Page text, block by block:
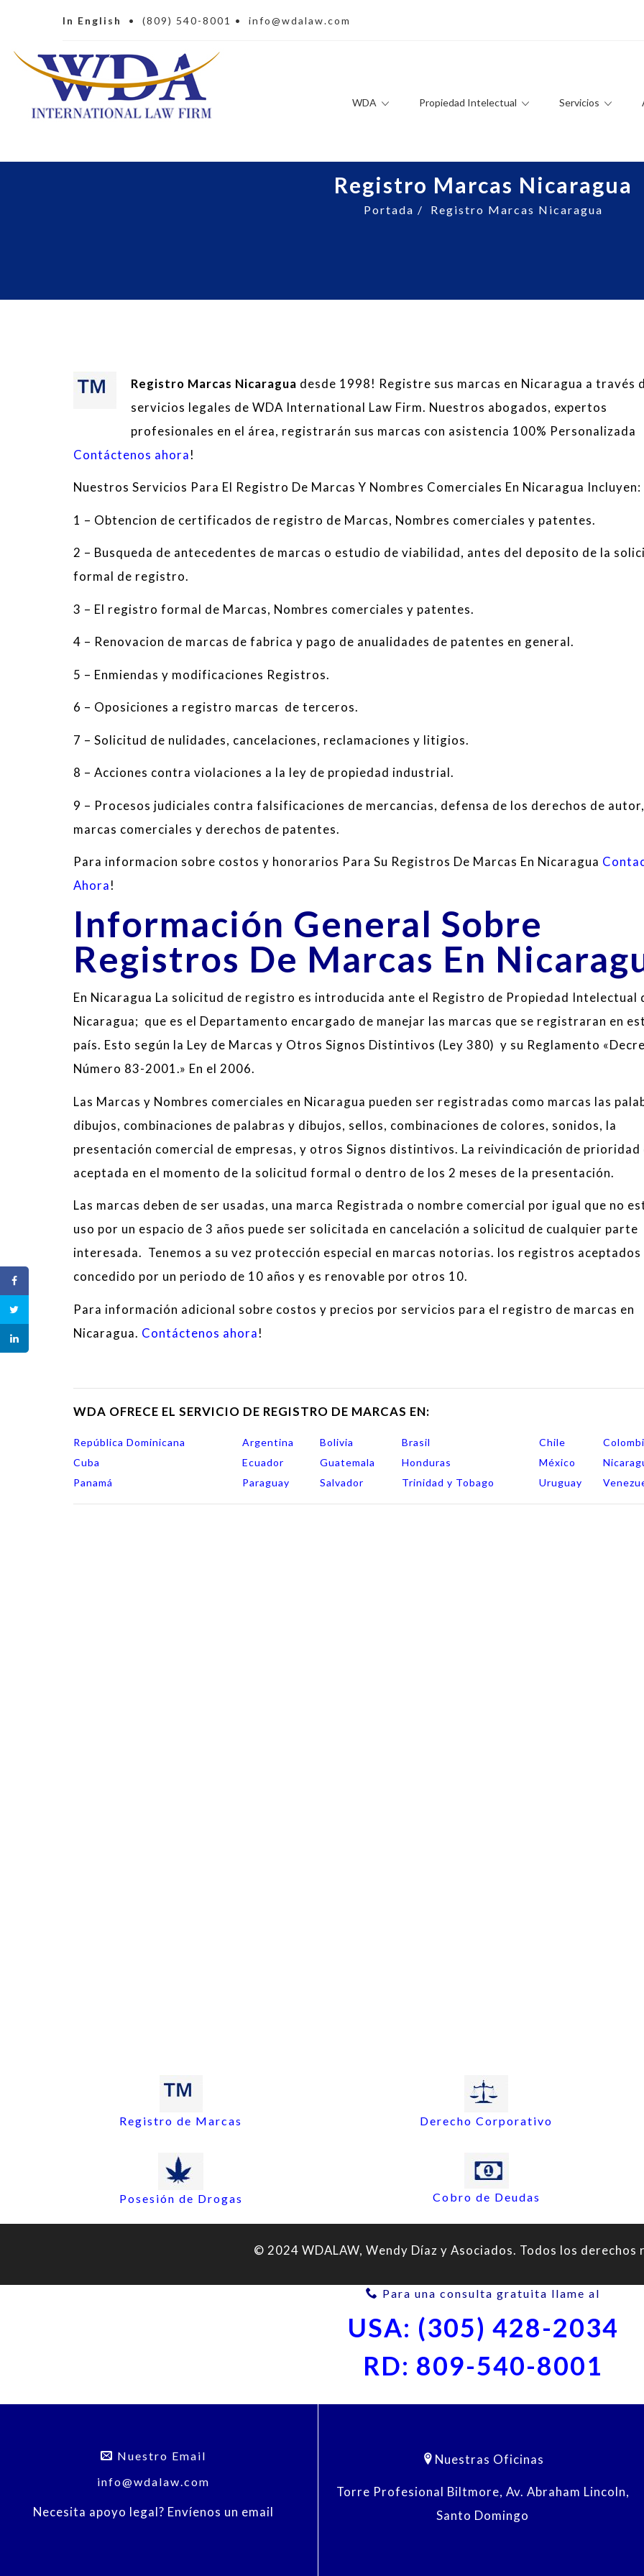
In English • (809) 540-8001 • info@wdalaw.com
WDA Propiedad Intelectual Servicios
Registro Marcas Nicaragua
Portada / Registro Marcas Nicaragua
Registro Marcas Nicaragua desde 1998! Registre sus marcas en Nicaragua a través
servicios legales de WDA International Law Firm. Nuestros abogados, expertos
profesionales en el área, registrarán sus marcas con asistencia 100% Personalizada
Contáctenos ahora!
Nuestros Servicios Para El Registro De Marcas Y Nombres Comerciales En Nicaragua Incluyen:
1 – Obtencion de certificados de registro de Marcas, Nombres comerciales y patentes.
2 – Busqueda de antecedentes de marcas o estudio de viabilidad, antes del deposito de la
formal de registro.
3 – El registro formal de Marcas, Nombres comerciales y patentes.
4 – Renovacion de marcas de fabrica y pago de anualidades de patentes en general.
5 – Enmiendas y modificaciones Registros.
6 – Oposiciones a registro marcas de terceros.
7 – Solicitud de nulidades, cancelaciones, reclamaciones y litigios.
8 – Acciones contra violaciones a la ley de propiedad industrial.
9 – Procesos judiciales contra falsificaciones de mercancias, defensa de los derechos de autor,
marcas comerciales y derechos de patentes.
Para informacion sobre costos y honorarios Para Su Registros De Marcas En Nicaragua
Ahora!
Información General Sobre
Registros De Marcas En
En Nicaragua La solicitud de registro es introducida ante el Registro de Propiedad Intelectual
Nicaragua; que es el Departamento encargado de manejar las marcas que se registraran en
país. Esto según la Ley de Marcas y Otros Signos Distintivos (Ley 380) y su Reglamento
Número 83-2001.» En el 2006.
Las Marcas y Nombres comerciales en Nicaragua pueden ser registradas como marcas las
dibujos, combinaciones de palabras y dibujos, sellos, combinaciones de colores, sonidos, la
presentación comercial de empresas, y otros Signos distintivos. La reivindicación de prioridad
aceptada en el momento de la solicitud formal o dentro de los 2 meses de la presentación.
Las marcas deben de ser usadas, una marca Registrada o nombre comercial por igual que no
uso por un espacio de 3 años puede ser solicitada en cancelación a solicitud de cualquier parte
interesada. Tenemos a su vez protección especial en marcas notorias. los registros aceptados
concedido por un periodo de 10 años y es renovable por otros 10.
Para información adicional sobre costos y precios por servicios para el registro de marcas en
Nicaragua. Contáctenos ahora!
WDA OFRECE EL SERVICIO DE REGISTRO DE MARCAS EN:
República Dominicana Argentina Bolivia Brasil Chile
Cuba
Ecuador Guatemala Honduras México
Panamá
Paraguay Salvador Trinidad y Tobago Uruguay
Registro de Marcas Derecho Corporativo
Posesión de Drogas Cobro de Deudas
© 2024 WDALAW, Wendy Díaz y Asociados. Todos los derechos
Para una consulta gratuita llame al
USA: (305) 428-2034
RD: 809-540-8001
Nuestro Email
info@wdalaw.com
Necesita apoyo legal? Envíenos un email
Nuestras Oficinas
Torre Profesional Biltmore, Av. Abraham Lincoln,
Santo Domingo